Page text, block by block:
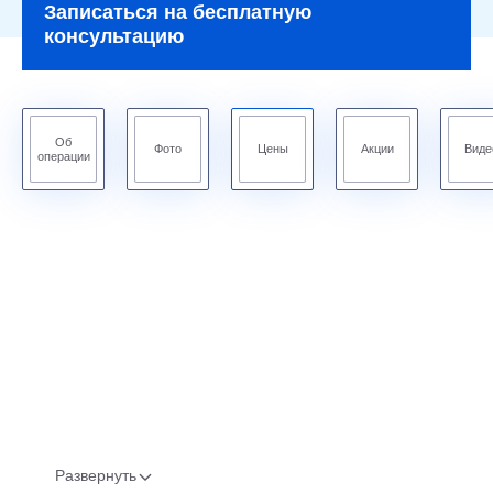
Записаться на бесплатную
консультацию
Об
операции
Фото Цены Акции
Развернуть